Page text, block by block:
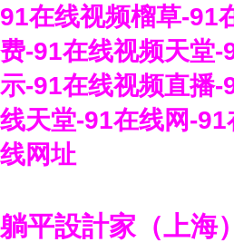
91在线视频榴草-91
费-91在线视频天堂-
示-91在线视频直播-
线天堂-91在线网-
线网址
躺平設計家（上海